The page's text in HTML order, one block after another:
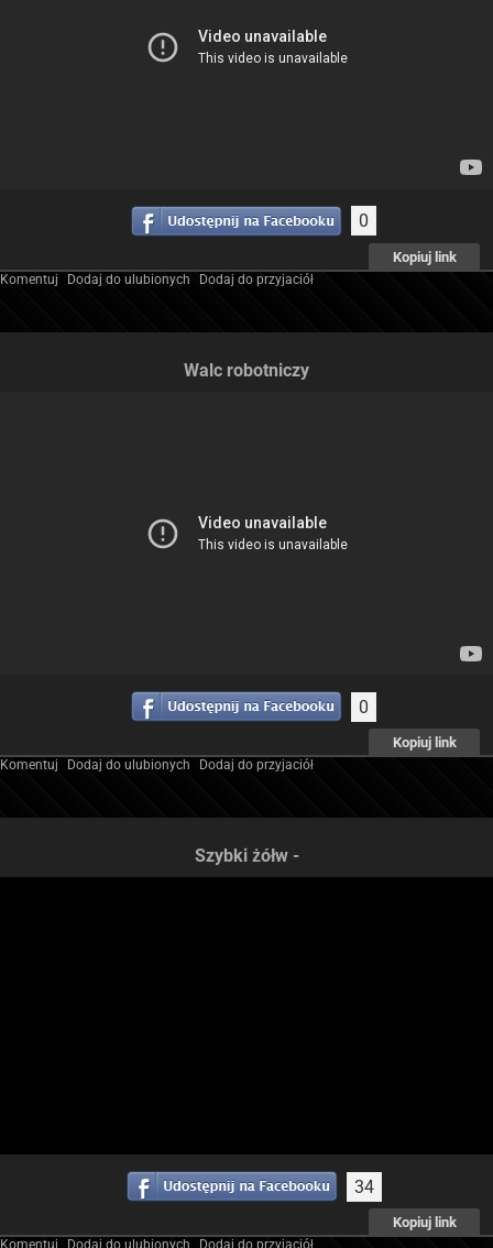
0
Kopiuj link
Komentuj Dodaj do ulubionych Dodaj do przyjaciół
Walc robotniczy
0
Kopiuj link
Komentuj Dodaj do ulubionych Dodaj do przyjaciół
Szybki żółw -
34
Kopiuj link